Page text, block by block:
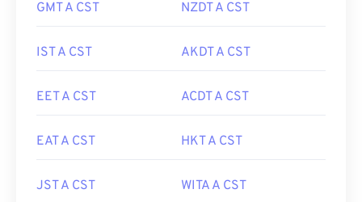
GMT A CST NZDT A CST
IST A CST AKDT A CST
EET A CST ACDT A CST
EAT A CST HKT A CST
JST A CST WITA A CST